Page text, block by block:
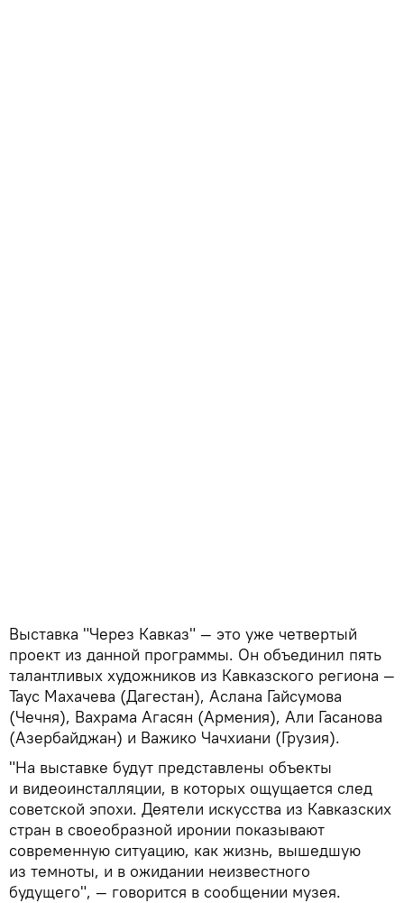
Выставка "Через Кавказ" — это уже четвертый
проект из данной программы. Он объединил пять
талантливых художников из Кавказского региона —
Таус Махачева (Дагестан), Аслана Гайсумова
(Чечня), Вахрама Агасян (Армения), Али Гасанова
(Азербайджан) и Важико Чачхиани (Грузия).
"На выставке будут представлены объекты
и видеоинсталляции, в которых ощущается след
советской эпохи. Деятели искусства из Кавказских
стран в своеобразной иронии показывают
современную ситуацию, как жизнь, вышедшую
из темноты, и в ожидании неизвестного
будущего", — говорится в сообщении музея.